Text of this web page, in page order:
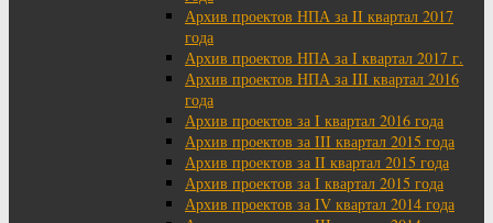
Архив проектов НПА за II квартал 2017
года
Архив проектов НПА за I квартал 2017 г.
Архив проектов НПА за III квартал 2016
года
Архив проектов за I квартал 2016 года
Архив проектов за III квартал 2015 года
Архив проектов за II квартал 2015 года
Архив проектов за I квартал 2015 года
Архив проектов за IV квартал 2014 года